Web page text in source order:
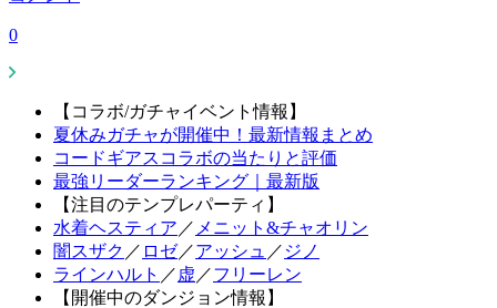
0
【コラボ/ガチャイベント情報】
夏休みガチャが開催中！最新情報まとめ
コードギアスコラボの当たりと評価
最強リーダーランキング｜最新版
【注目のテンプレパーティ】
水着ヘスティア ／ メニット&チャオリン
闇スザク ／ ロゼ／アッシュ ／ ジノ
ラインハルト ／ 虚 ／フリーレン
【開催中のダンジョン情報】